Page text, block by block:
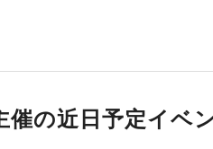
催の近日予定イベ